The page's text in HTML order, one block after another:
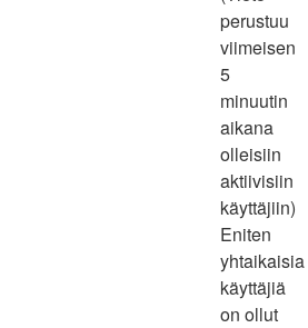
perustuu
viimeisen
5
minuutin
aikana
olleisiin
aktiivisiin
käyttäjiin)
Eniten
yhtaikaisia
käyttäjiä
on ollut